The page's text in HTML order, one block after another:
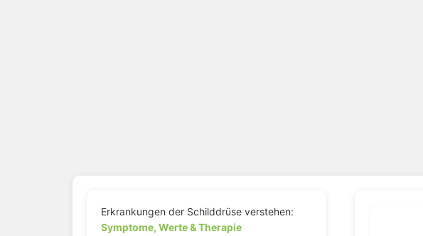
Erkrankungen der Schilddrüse verstehen:
Symptome, Werte & Therapie